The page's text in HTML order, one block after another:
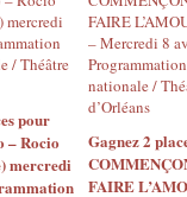
pour
– Rocio
mercredi
Gagnez 2
FAIRE